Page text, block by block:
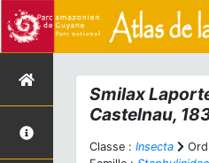
Smilax
Castelnau,
Classe : Insecta